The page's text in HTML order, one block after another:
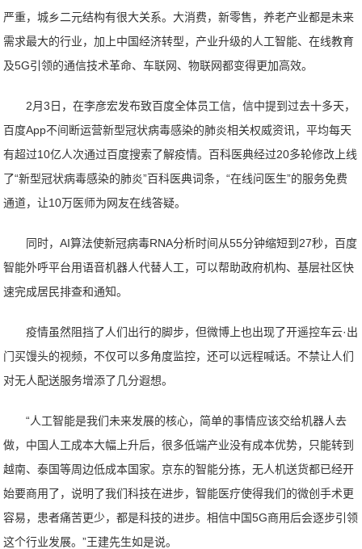
严重，城乡二元结构有很大关系。大消费，新零售，养老产业都是未来
需求最大的行业，加上中国经济转型，产业升级的人工智能、在线教育
及5G引领的通信技术革命、车联网、物联网都变得更加高效。
2月3日，在李彦宏发布致百度全体员工信，信中提到过去十多天，
百度App不间断运营新型冠状病毒感染的肺炎相关权威资讯，平均每天
有超过10亿人次通过百度搜索了解疫情。百科医典经过20多轮修改上线
了“新型冠状病毒感染的肺炎”百科医典词条，“在线问医生”的服务免费
通道，让10万医师为网友在线答疑。
同时，AI算法使新冠病毒RNA分析时间从55分钟缩短到27秒，百度
智能外呼平台用语音机器人代替人工，可以帮助政府机构、基层社区快
速完成居民排查和通知。
疫情虽然阻挡了人们出行的脚步，但微博上也出现了开遥控车云·出
门买馒头的视频，不仅可以多角度监控，还可以远程喊话。不禁让人们
对无人配送服务增添了几分遐想。
“人工智能是我们未来发展的核心，简单的事情应该交给机器人去
做，中国人工成本大幅上升后，很多低端产业没有成本优势，只能转到
越南、泰国等周边低成本国家。京东的智能分拣，无人机送货都已经开
始要商用了，说明了我们科技在进步，智能医疗使得我们的微创手术更
容易，患者痛苦更少，都是科技的进步。相信中国5G商用后会逐步引领
这个行业发展。”王建先生如是说。